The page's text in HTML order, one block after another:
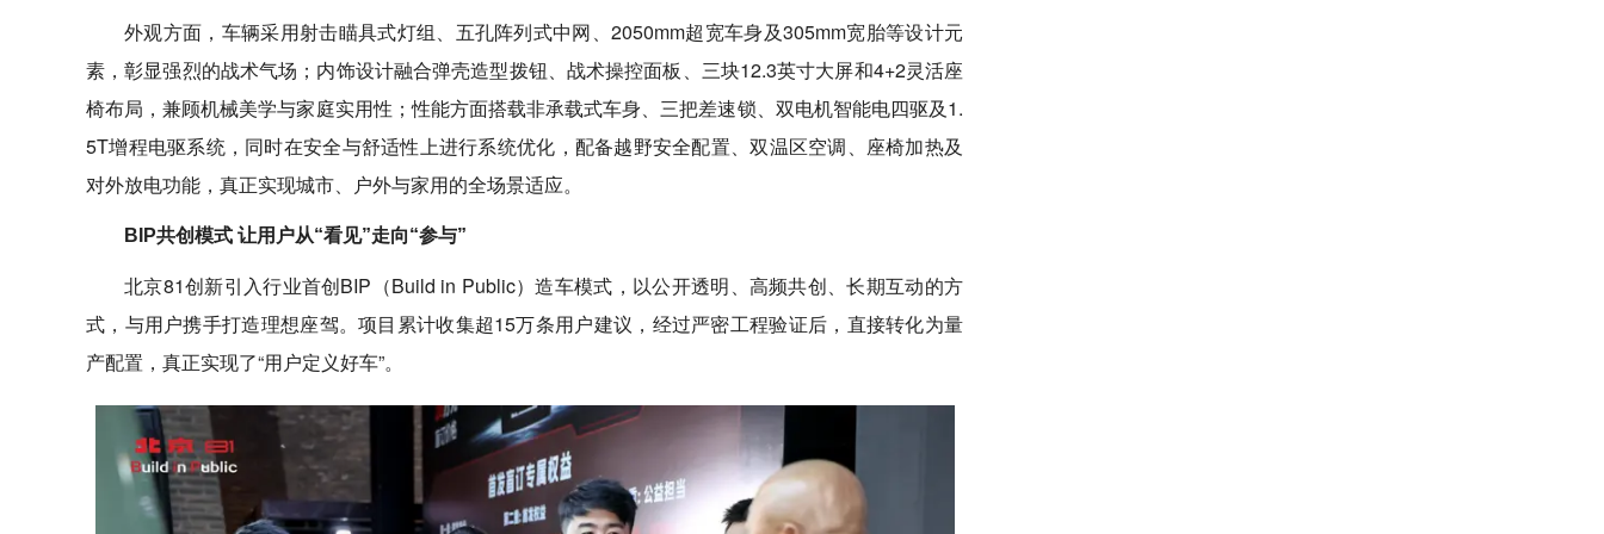
外观方面，车辆采用射击瞄具式灯组、五孔阵列式中网、2050mm超宽车身及305mm宽胎等设计元
素，彰显强烈的战术气场；内饰设计融合弹壳造型拨钮、战术操控面板、三块12.3英寸大屏和4+2灵活座
椅布局，兼顾机械美学与家庭实用性；性能方面搭载非承载式车身、三把差速锁、双电机智能电四驱及1.
5T增程电驱系统，同时在安全与舒适性上进行系统优化，配备越野安全配置、双温区空调、座椅加热及
对外放电功能，真正实现城市、户外与家用的全场景适应。
BIP共创模式 让用户从“看见”走向“参与”
北京81创新引入行业首创BIP（Build in Public）造车模式，以公开透明、高频共创、长期互动的方
式，与用户携手打造理想座驾。项目累计收集超15万条用户建议，经过严密工程验证后，直接转化为量
产配置，真正实现了“用户定义好车”。